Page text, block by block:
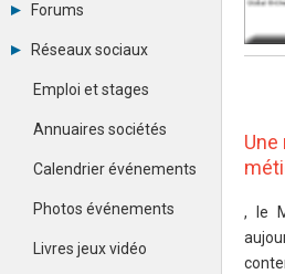
Forums
Tous les forums
Se connecter
Contacter un modérateur
Réseaux sociaux
Dailymotion
Facebook
Google+
Pinterest
Youtube
Emploi et stages
Annuaires sociétés
Calendrier événements
Photos événements
Livres jeux vidéo
, le